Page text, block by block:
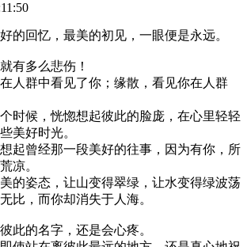
的回忆，最美的初见，一眼便是永远。
有多么悲伤！
人群中看见了你；缘散，看见你在人群
时候，恍惚想起彼此的脸庞，在心里轻轻
美好时光。
起曾经那一段美好的往事，因为有你，所
凉。
的姿态，让山变得翠绿，让水变得绿波荡
比，而你却消失于人海。
此的名字，还是会心疼。